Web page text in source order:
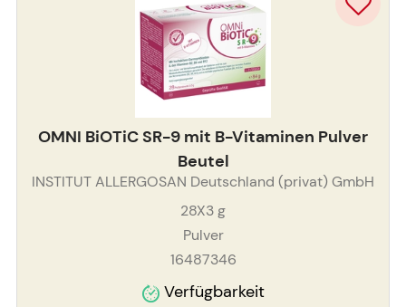
OMNI BiOTiC SR-9 mit B-Vitaminen Pulver
Beutel
INSTITUT ALLERGOSAN Deutschland (privat) GmbH
28X3g
Pulver
16487346
Verfügbarkeit